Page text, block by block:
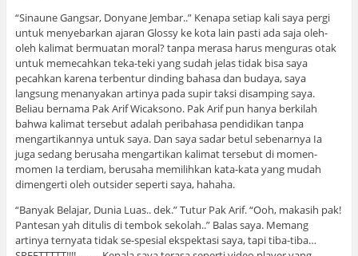
“Sinaune Gangsar, Donyane Jembar..” Kenapa setiap kali saya pergi
untuk menyebarkan ajaran Glossy ke kota lain pasti ada saja oleh-
oleh kalimat bermuatan moral? tanpa merasa harus menguras otak
untuk memecahkan teka-teki yang sudah jelas tidak bisa saya
pecahkan karena terbentur dinding bahasa dan budaya, saya
langsung menanyakan artinya pada supir taksi disamping saya.
Beliau bernama Pak Arif Wicaksono. Pak Arif pun hanya berkilah
bahwa kalimat tersebut adalah peribahasa pendidikan tanpa
mengartikannya untuk saya. Dan saya sadar betul sebenarnya Ia
juga sedang berusaha mengartikan kalimat tersebut di momen-
momen Ia terdiam, berusaha memilihkan kata-kata yang mudah
dimengerti oleh outsider seperti saya, hahaha.
“Banyak Belajar, Dunia Luas.. dek.” Tutur Pak Arif. “Ooh, makasih pak!
Pantesan yah ditulis di tembok sekolah..” Balas saya. Memang
artinya ternyata tidak se-spesial ekspektasi saya, tapi tiba-tiba…